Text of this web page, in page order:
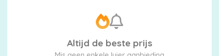
Altijd de beste prijs